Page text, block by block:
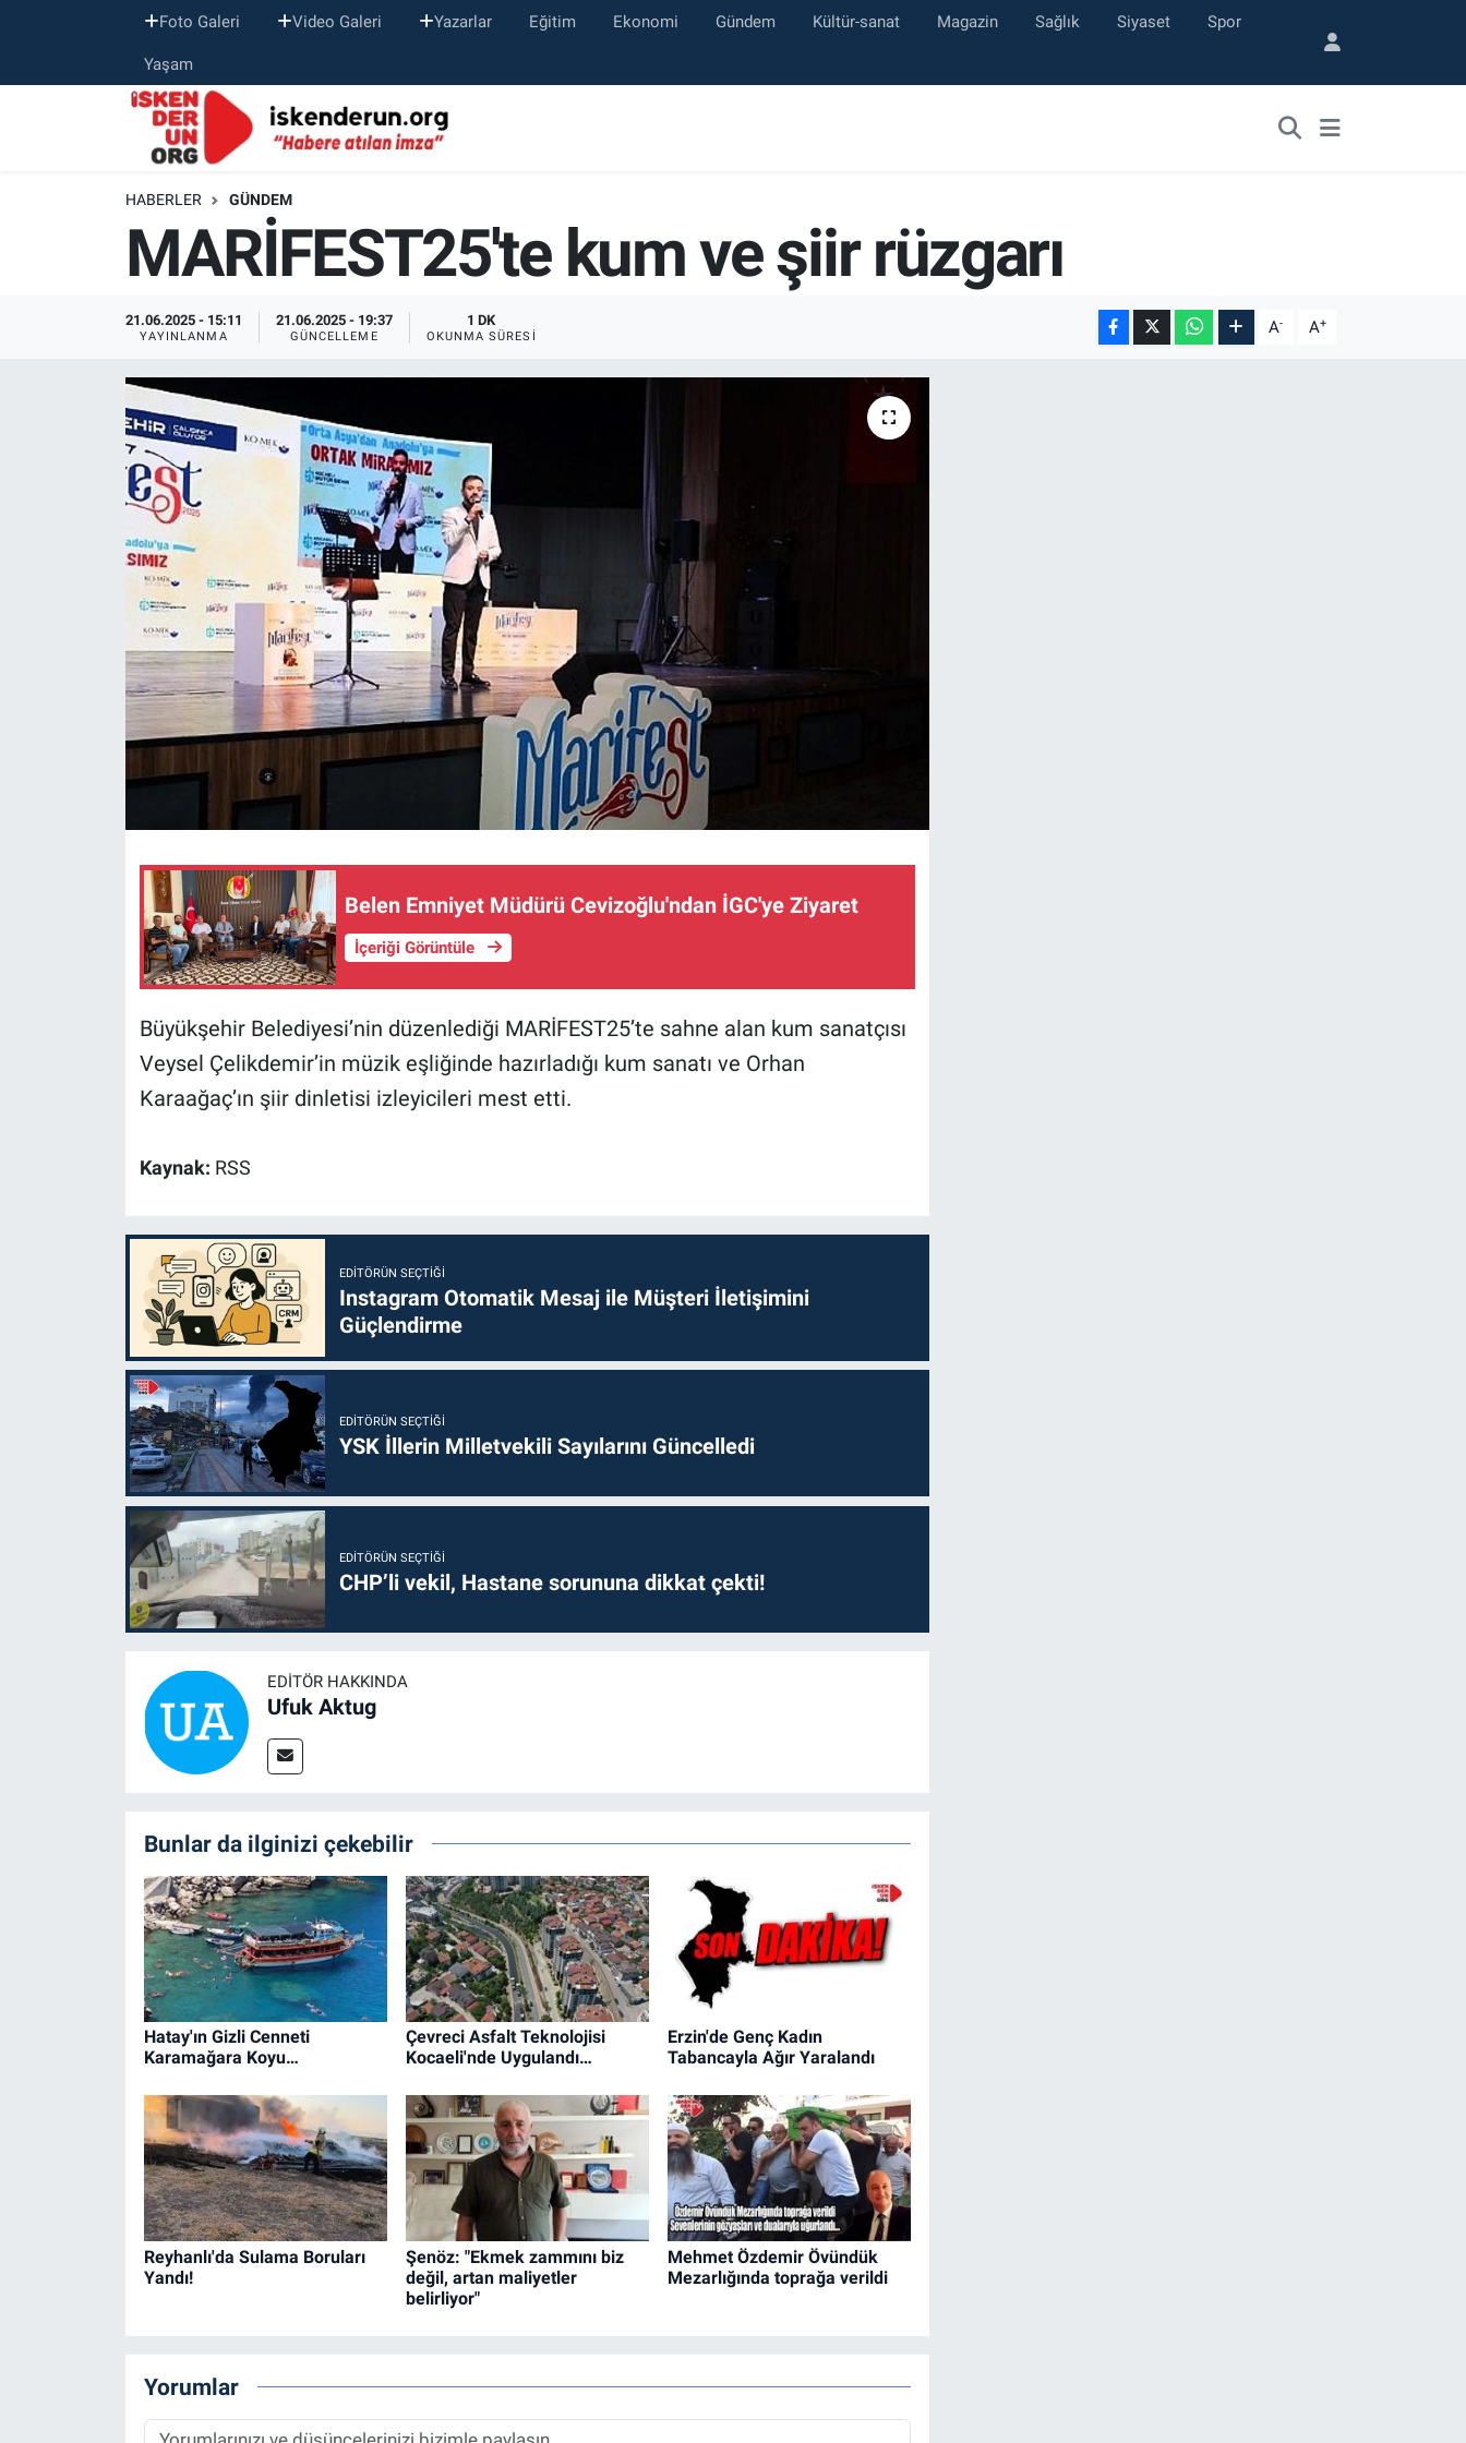
Foto Galeri Video Galeri Yazarlar Eğitim Ekonomi Gündem Kültür-sanat Magazin Sağlık Siyaset Spor
Yaşam
HABERLER GÜNDEM
MARİFEST25'te kum ve şiir rüzgarı
21.06.2025 - 15:11
YAYINLANMA
21.06.2025 - 19:37
GÜNCELLEME
1 DK
OKUNMA SÜRESI A- A+
Belen Emniyet Müdürü Cevizoğlu'ndan İGC'ye Ziyaret
İçeriği Görüntüle
Büyükşehir Belediyesi’nin düzenlediği MARİFEST25’te sahne alan kum sanatçısı
Veysel Çelikdemir’in müzik eşliğinde hazırladığı kum sanatı ve Orhan
Karaağaç’ın şiir dinletisi izleyicileri mest etti.
Kaynak: RSS
EDITÖRÜN SEÇTIĞI
Instagram Otomatik Mesaj ile Müşteri İletişimini
Güçlendirme
EDITÖRÜN SEÇTIĞI
YSK İllerin Milletvekili Sayılarını Güncelledi
EDITÖRÜN SEÇTIĞI
CHP’li vekil, Hastane sorununa dikkat çekti!
EDITÖR HAKKINDA
Ufuk Aktug
Bunlar da ilginizi çekebilir
Hatay'ın Gizli Cenneti
Karamağara Koyu…
Çevreci Asfalt Teknolojisi
Kocaeli'nde Uygulandı…
Erzin'de Genç Kadın
Tabancayla Ağır Yaralandı
Reyhanlı'da Sulama Boruları
Yandı!
Şenöz: "Ekmek zammını biz
değil, artan maliyetler
belirliyor"
Mehmet Özdemir Övündük
Mezarlığında toprağa verildi
Yorumlar